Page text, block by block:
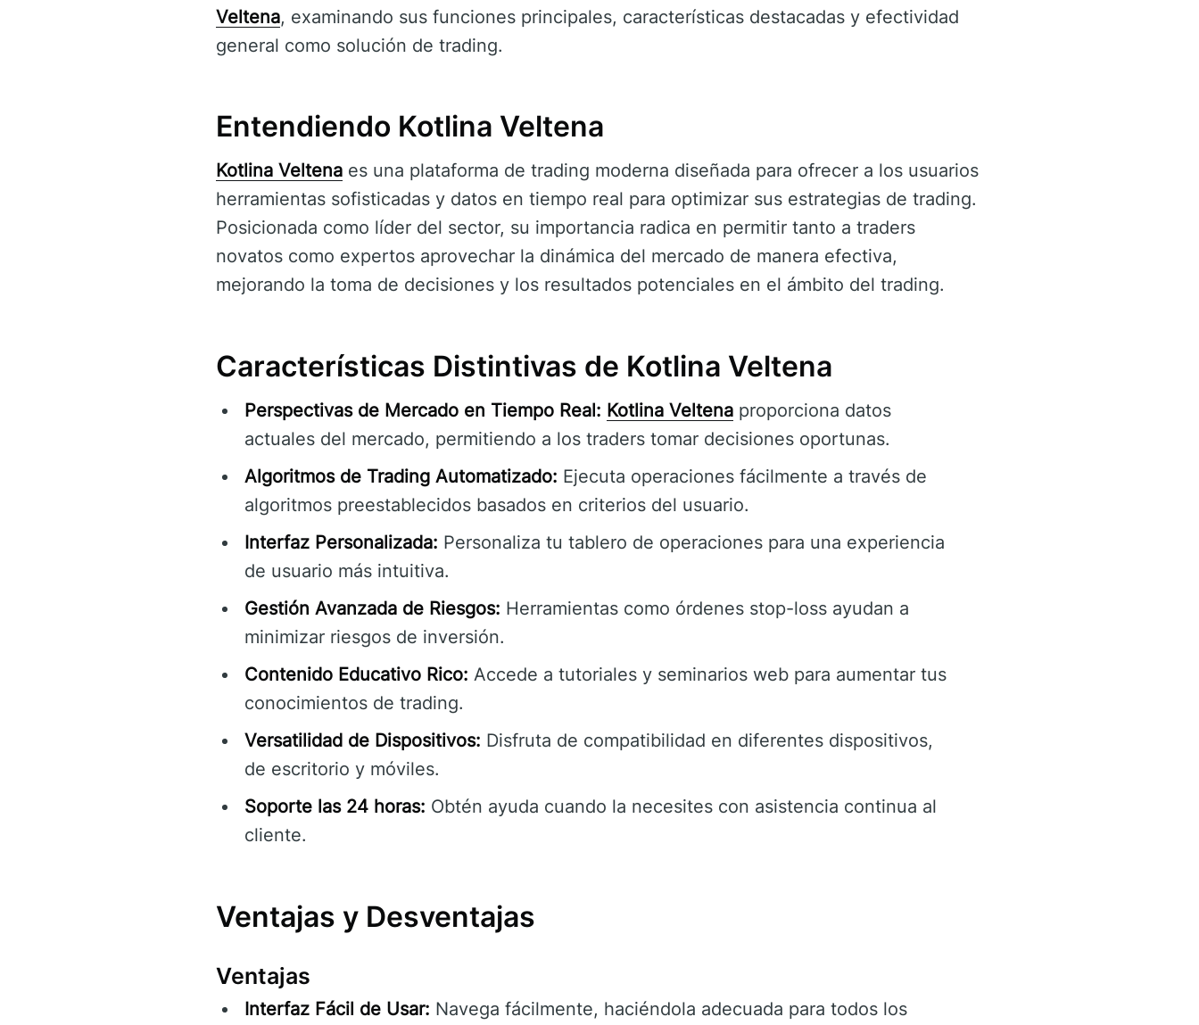
Veltena, examinando sus funciones principales, características destacadas y efectividad
general como solución de trading.
Entendiendo Kotlina Veltena
Kotlina Veltena es una plataforma de trading moderna diseñada para ofrecer a los usuarios
herramientas sofisticadas y datos en tiempo real para optimizar sus estrategias de trading.
Posicionada como líder del sector, su importancia radica en permitir tanto a traders
novatos como expertos aprovechar la dinámica del mercado de manera efectiva,
mejorando la toma de decisiones y los resultados potenciales en el ámbito del trading.
Características Distintivas de Kotlina Veltena
Perspectivas de Mercado en Tiempo Real: Kotlina Veltena proporciona datos
actuales del mercado, permitiendo a los traders tomar decisiones oportunas.
Algoritmos de Trading Automatizado: Ejecuta operaciones fácilmente a través de
algoritmos preestablecidos basados en criterios del usuario.
Interfaz Personalizada: Personaliza tu tablero de operaciones para una experiencia
de usuario más intuitiva.
Gestión Avanzada de Riesgos: Herramientas como órdenes stop-loss ayudan a
minimizar riesgos de inversión.
Contenido Educativo Rico: Accede a tutoriales y seminarios web para aumentar tus
conocimientos de trading.
Versatilidad de Dispositivos: Disfruta de compatibilidad en diferentes dispositivos,
de escritorio y móviles.
Soporte las 24 horas: Obtén ayuda cuando la necesites con asistencia continua al
cliente.
Ventajas y Desventajas
Ventajas
Interfaz Fácil de Usar: Navega fácilmente, haciéndola adecuada para todos los